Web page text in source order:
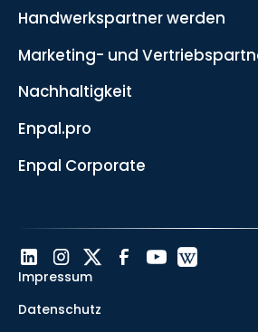
Handwerkspartner werden
Marketing- und
Nachhaltigkeit
Enpal.pro
Enpal Corporate
Impressum
Datenschutz